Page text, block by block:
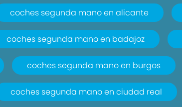
coches segunda mano en alicante
coches segunda mano en badajoz
coches segunda mano en burgos
coches segunda mano en ciudad real